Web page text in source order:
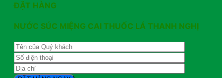
ĐẶT HÀNG
NƯỚC SÚC MIỆNG CAI THUỐC LÁ THANH NGHỊ